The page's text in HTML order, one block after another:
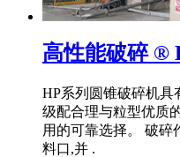
高性能破碎 ®
HP系列圆锥破碎机具
级配合理与粒型优质
用的可靠选择。 破碎
料口,并 .